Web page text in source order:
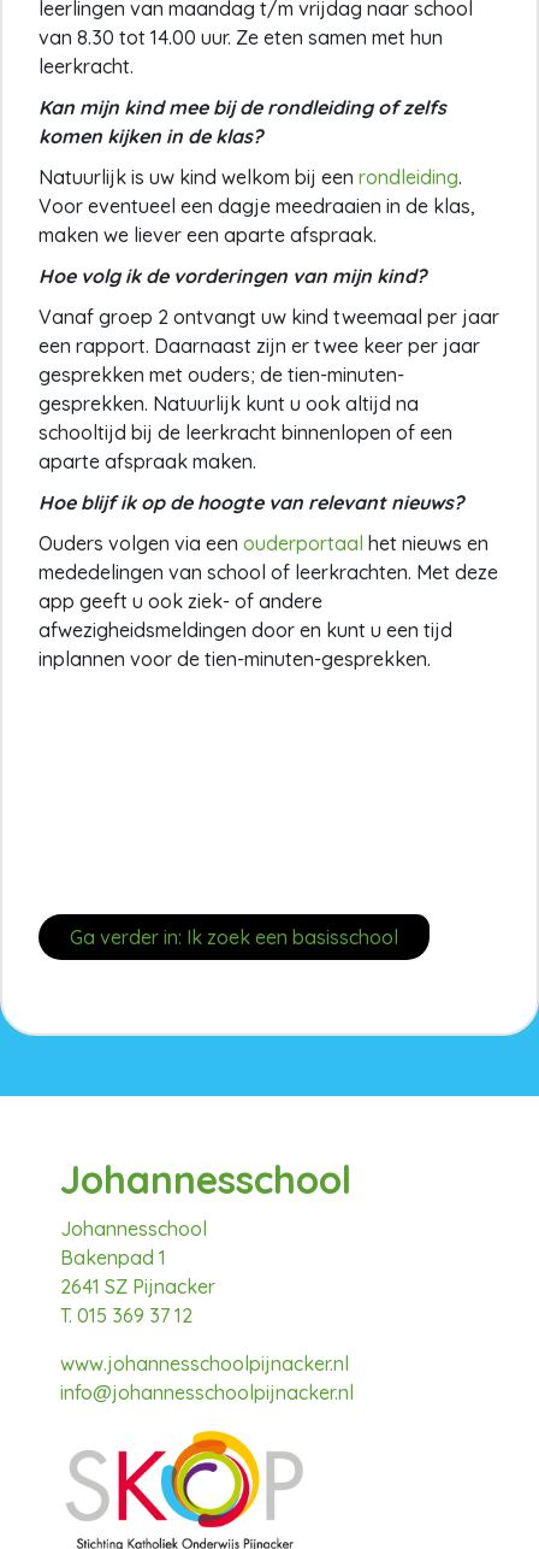
leerlingen van maandag t/m vrijdag naar school
van 8.30 tot 14.00 uur. Ze eten samen met hun
leerkracht.
Kan mijn kind mee bij de rondleiding of zelfs
komen kijken in de klas?
Natuurlijk is uw kind welkom bij een rondleiding.
Voor eventueel een dagje meedraaien in de klas,
maken we liever een aparte afspraak.
Hoe volg ik de vorderingen van mijn kind?
Vanaf groep 2 ontvangt uw kind tweemaal per jaar
een rapport. Daarnaast zijn er twee keer per jaar
gesprekken met ouders; de tien-minuten-
gesprekken. Natuurlijk kunt u ook altijd na
schooltijd bij de leerkracht binnenlopen of een
aparte afspraak maken.
Hoe blijf ik op de hoogte van relevant nieuws?
Ouders volgen via een ouderportaal het nieuws en
mededelingen van school of leerkrachten. Met deze
app geeft u ook ziek- of andere
afwezigheidsmeldingen door en kunt u een tijd
inplannen voor de tien-minuten-gesprekken.
Ga verder in: Ik zoek een basisschool
Johannesschool
Johannesschool
Bakenpad 1
2641 SZ Pijnacker
T. 015 369 37 12
www.johannesschoolpijnacker.nl
info@johannesschoolpijnacker.nl